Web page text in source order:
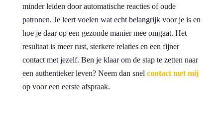
minder leiden door automatische reacties of oude
patronen. Je leert voelen wat echt belangrijk voor je is en
hoe je daar op een gezonde manier mee omgaat. Het
resultaat is meer rust, sterkere relaties en een fijner
contact met jezelf. Ben je klaar om de stap te zetten naar
een authentieker leven? Neem dan snel contact met mij
op voor een eerste afspraak.